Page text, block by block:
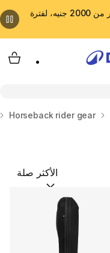
احصل على توصيل مجاني علي المنتجات أكثر من 2000 جنيه، لفترة
Horseback rider gear
ترتيب حسب: